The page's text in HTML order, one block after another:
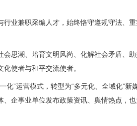
兼职采编人才，始终恪守遵规守法、
潮、培育文明风尚、化解社会矛盾、助
使者与和平交流使者。
”运营模式，转型为“多元化、全域化”新
企事业单位发布政策资讯、舆情热点，